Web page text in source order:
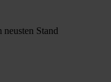
Stand